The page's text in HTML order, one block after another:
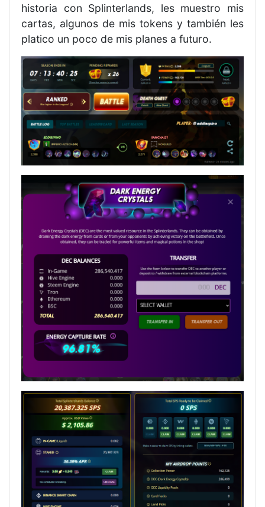
historia con Splinterlands, les muestro mis
cartas, algunos de mis tokens y también les
platico un poco de mis planes a futuro.